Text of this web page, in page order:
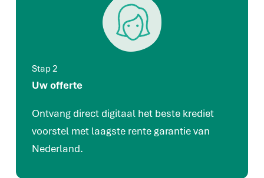
Stap 2
Uw offerte
Ontvang direct digitaal het beste krediet
voorstel met laagste rente garantie van
Nederland.